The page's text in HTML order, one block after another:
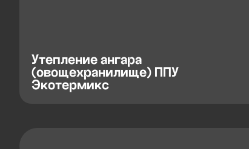
Утепление ангара
(овощехранилище) ППУ
Экотермикс